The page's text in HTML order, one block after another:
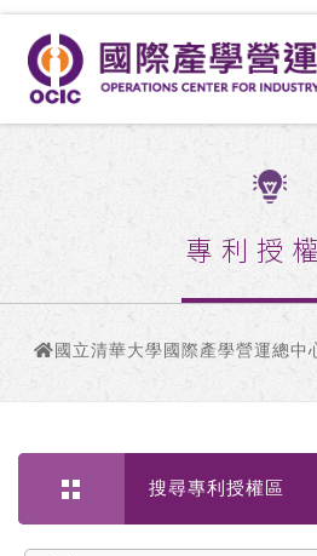
專利授
國立清華大學國際產學營運總中
搜尋專利授權區